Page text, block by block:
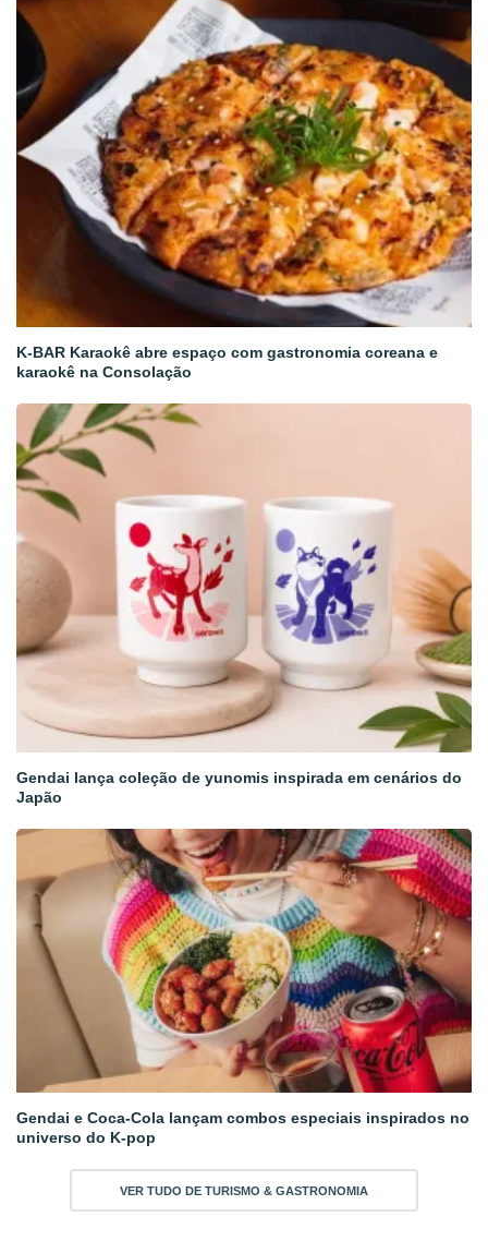
K-BAR Karaokê abre espaço com gastronomia coreana e
karaokê na Consolação
Gendai lança coleção de yunomis inspirada em cenários do
Japão
Gendai e Coca-Cola lançam combos especiais inspirados no
universo do K-pop
VER TUDO DE TURISMO & GASTRONOMIA